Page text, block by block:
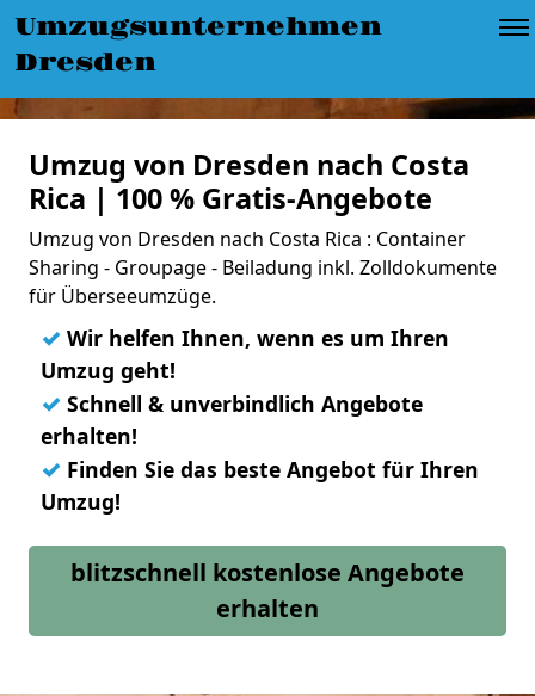
Umzugsunternehmen
Dresden
Umzug von Dresden nach Costa
Rica | 100 % Gratis-Angebote
Umzug von Dresden nach Costa Rica : Container
Sharing - Groupage - Beiladung inkl. Zolldokumente
für Überseeumzüge.
✓ Wir helfen Ihnen, wenn es um Ihren
Umzug geht!
✓ Schnell & unverbindlich Angebote
erhalten!
✓ Finden Sie das beste Angebot für Ihren
Umzug!
blitzschnell kostenlose Angebote
erhalten